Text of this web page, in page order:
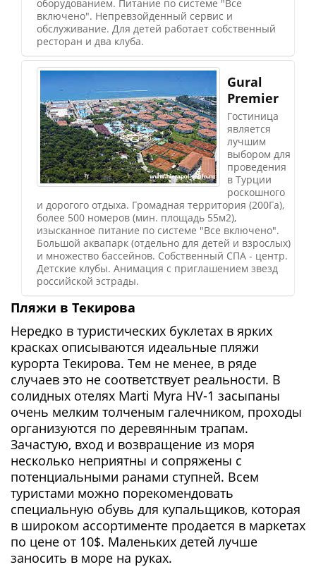
оборудованием. Питание по системе "Все
включено". Непревзойденный сервис и
обслуживание. Для детей работает собственный
ресторан и два клуба.
Gural
Premier
Гостиница
является
лучшим
выбором для
проведения
в Турции
роскошного
и дорогого отдыха. Громадная территория (200Га),
более 500 номеров (мин. площадь 55м2),
изысканное питание по системе "Все включено".
Большой аквапарк (отдельно для детей и взрослых)
и множество бассейнов. Собственный СПА - центр.
Детские клубы. Анимация с приглашением звезд
российской эстрады.
Пляжи в Текирова
Нередко в туристических буклетах в ярких
красках описываются идеальные пляжи
курорта Текирова. Тем не менее, в ряде
случаев это не соответствует реальности. В
солидных отелях Marti Myra HV-1 засыпаны
очень мелким толченым галечником, проходы
организуются по деревянным трапам.
Зачастую, вход и возвращение из моря
несколько неприятны и сопряжены с
потенциальными ранами ступней. Всем
туристами можно порекомендовать
специальную обувь для купальщиков, которая
в широком ассортименте продается в маркетах
по цене от 10$. Маленьких детей лучше
заносить в море на руках.